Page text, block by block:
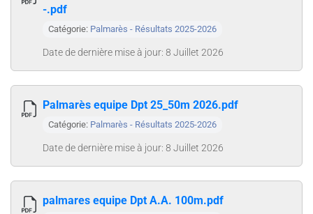
-.pdf
Catégorie: Palmarès - Résultats 2025-2026
Date de dernière mise à jour: 8 Juillet 2026
Palmarès equipe Dpt 25_50m 2026.pdf
Catégorie: Palmarès - Résultats 2025-2026
Date de dernière mise à jour: 8 Juillet 2026
palmares equipe Dpt A.A. 100m.pdf